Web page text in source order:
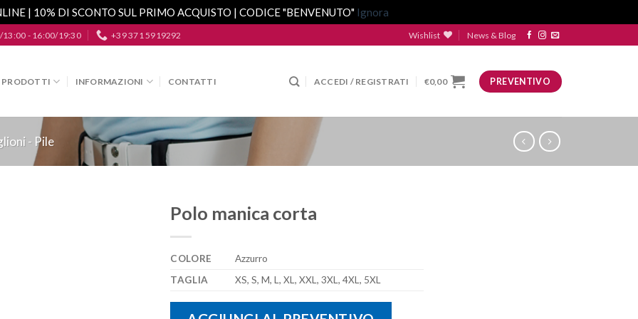
| 10% DI SCONTO SUL PRIMO ACQUISTO | CODICE "BENVENUTO" Ignora
13:00 - 16:00/19:30 +39 371 5919292 Wishlist News & Blog
PRODOTTI INFORMAZIONI CONTATTI ACCEDI / REGISTRATI €0,00 PREVENTIVO
- Pile
Polo manica corta
COLORE
Azzurro
TAGLIA
XS, S, M, L, XL, XXL, 3XL, 4XL, 5XL